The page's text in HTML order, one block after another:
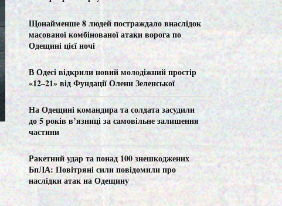
C
H
Щонайменше 8 людей постраждало внаслідок
масованої комбінованої атаки ворога по
Одещині цієї ночі
В Одесі відкрили новий молодіжний простір
«12–21» від Фундації Олени Зеленської
На Одещині командира та солдата засудили
до 5 років в’язниці за самовільне залишення
частини
Ракетний удар та понад 100 знешкоджених
БпЛА: Повітряні сили повідомили про
наслідки атак на Одещину